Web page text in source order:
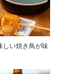
しい焼き鳥が味